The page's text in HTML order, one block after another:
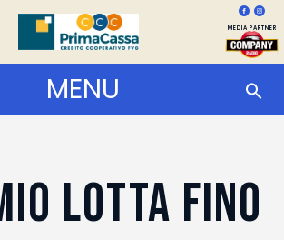
MEDIA PARTNER
MENU
LOTTA FINO